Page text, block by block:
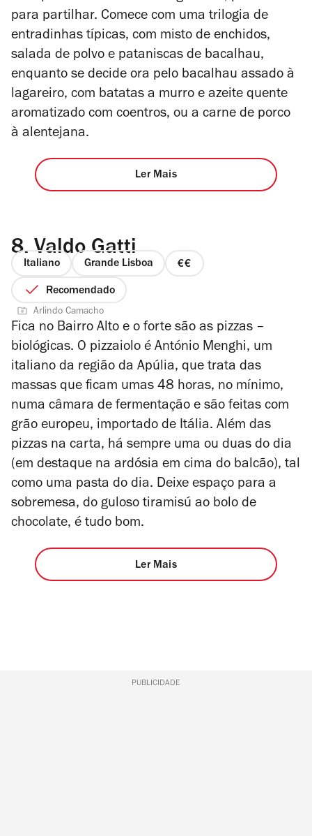
para partilhar. Comece com uma trilogia de
entradinhas típicas, com misto de enchidos,
salada de polvo e pataniscas de bacalhau,
enquanto se decide ora pelo bacalhau assado à
lagareiro, com batatas a murro e azeite quente
aromatizado com coentros, ou a carne de porco
à alentejana.
Ler Mais
8. Valdo Gatti
Italiano Grande Lisboa
preço
4
Recomendado
Arlindo Camacho
Fica no Bairro Alto e o forte são as pizzas –
biológicas. O pizzaiolo é António Menghi, um
italiano da região da Apúlia, que trata das
massas que ficam umas 48 horas, no mínimo,
numa câmara de fermentação e são feitas com
grão europeu, importado de Itália. Além das
pizzas na carta, há sempre uma ou duas do dia
(em destaque na ardósia em cima do balcão), tal
como uma pasta do dia. Deixe espaço para a
sobremesa, do guloso tiramisú ao bolo de
chocolate, é tudo bom.
Ler Mais
PUBLICIDADE